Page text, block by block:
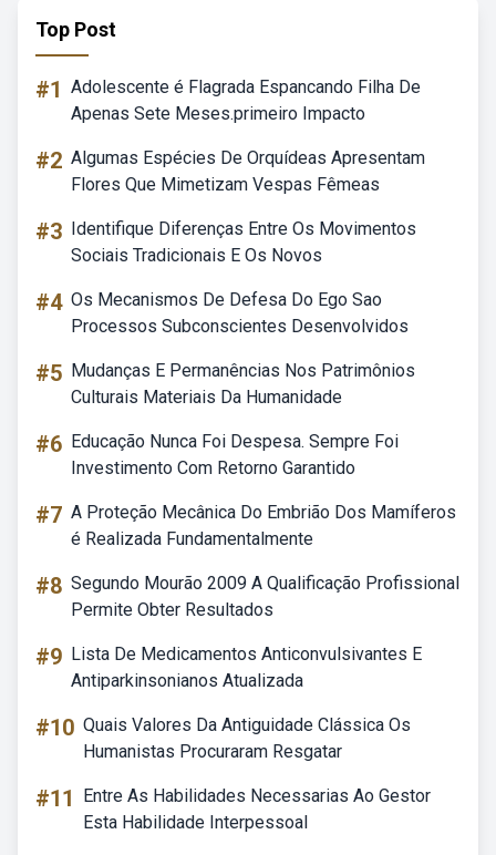
Top Post
#1 Adolescente é Flagrada Espancando Filha De
Apenas Sete Meses.primeiro Impacto
#2 Algumas Espécies De Orquídeas Apresentam
Flores Que Mimetizam Vespas Fêmeas
#3 Identifique Diferenças Entre Os Movimentos
Sociais Tradicionais E Os Novos
#4 Os Mecanismos De Defesa Do Ego Sao
Processos Subconscientes Desenvolvidos
#5 Mudanças E Permanências Nos Patrimônios
Culturais Materiais Da Humanidade
#6 Educação Nunca Foi Despesa. Sempre Foi
Investimento Com Retorno Garantido
#7 A Proteção Mecânica Do Embrião Dos Mamíferos
é Realizada Fundamentalmente
#8 Segundo Mourão 2009 A Qualificação Profissional
Permite Obter Resultados
#9 Lista De Medicamentos Anticonvulsivantes E
Antiparkinsonianos Atualizada
#10 Quais Valores Da Antiguidade Clássica Os
Humanistas Procuraram Resgatar
#11
Entre As Habilidades Necessarias Ao Gestor
Esta Habilidade Interpessoal